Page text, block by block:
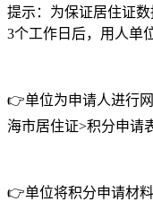
提示：为保证居住证
3个工作日后，用人单
👉单位为申请人进行
海市居住证>积分申请
👉单位将积分申请材